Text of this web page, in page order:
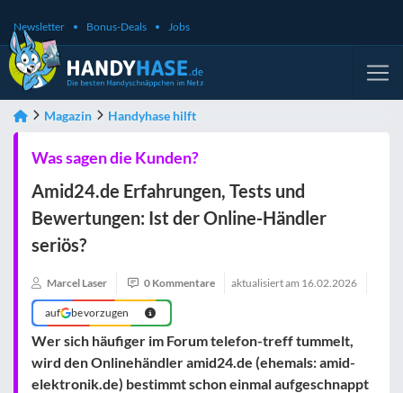
Newsletter Bonus-Deals Jobs
Magazin Handyhase hilft
Was sagen die Kunden?
Amid24.de Erfahrungen, Tests und
Bewertungen: Ist der Online-Händler
seriös?
Marcel Laser 0 Kommentare aktualisiert am 16.02.2026
auf bevorzugen
Wer sich häufiger im Forum telefon-treff tummelt,
wird den Onlinehändler amid24.de (ehemals: amid-
elektronik.de) bestimmt schon einmal aufgeschnappt